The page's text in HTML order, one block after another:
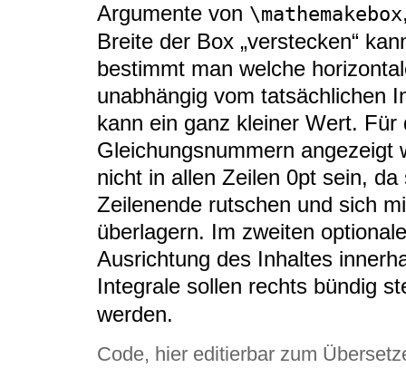
Argumente von \mathemakebox
Breite der Box „verstecken“
bestimmt man welche
unabhängig vom tatsächlichen
kann ein ganz kleiner Wert.
Gleichungsnummern angezeigt
nicht in allen Zeilen 0pt sein,
Zeilenende rutschen und sich
überlagern. Im zweiten
Ausrichtung des Inhaltes
Integrale sollen rechts bündig
werden.
Code, hier editierbar zum